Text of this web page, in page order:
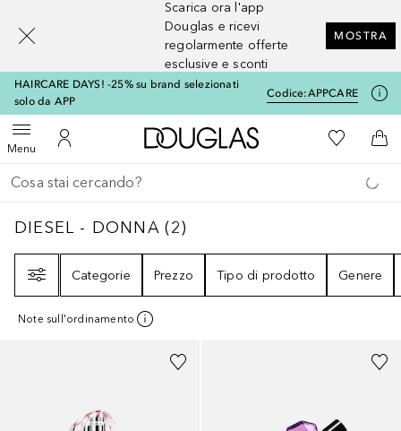
Scarica ora l'app
Douglas e ricevi
regolarmente offerte
esclusive e sconti
MOSTRA
HAIRCARE DAYS! -25% su brand selezionati
solo da APP
Codice:APPCARE
MenuApri menuAl Mio Account
A Douglas HomeAlla Mia
Al
Torna indietro
Esegui ricerca
DIESEL - DONNA2
DIESEL - DONNA (2)
Categorie
Prezzo Tipo di prodotto Genere
Note sull'ordinamento
[navigation.slideout.screenreader]